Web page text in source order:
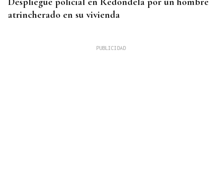
atrincherado en su vivienda